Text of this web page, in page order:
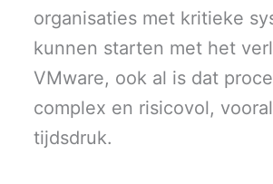
organisaties met kritieke
kunnen starten met het
VMware, ook al is dat
complex en risicovol,
tijdsdruk.